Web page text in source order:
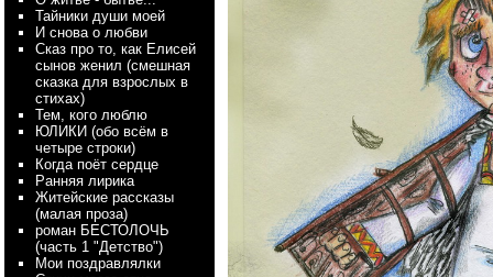
Тайники души моей
И снова о любви
Сказ про то, как Елисей
сынов женил (смешная
сказка для взрослых в
стихах)
Тем, кого люблю
ЮЛИКИ (обо всём в
четыре строки)
Когда поёт сердце
Ранняя лирика
Житейские рассказы
(малая проза)
роман БЕСТОЛОЧЬ
(часть 1 "Детство")
Мои поздравлялки